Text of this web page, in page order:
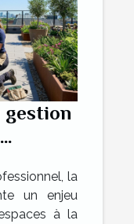
gestion
la
un enjeu
à la